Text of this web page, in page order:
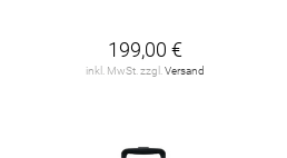
199,00 €
inkl. MwSt. zzgl. Versand